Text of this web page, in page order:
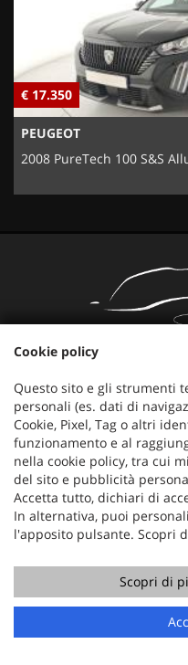
€ 17.350
PEUGEOT
2008 PureTech 100 S&S
Mercauto
Via Nazionale 171
36056 Tezze sul Brenta (VI)
Telefono:
+39
Cellulare:
+39
Fax:
+39
Email:
Dati fiscali:
ALLES DI INVERSO LORENZO
Cookie policy
Questo sito e gli strumenti
personali (es. dati di
Cookie, Pixel, Tag o altri
funzionamento e al
nella cookie policy, tra cui
del sito e pubblicità
Accetta tutto, dichiari di
In alternativa, puoi
l'apposito pulsante. Scopri
Scopri di